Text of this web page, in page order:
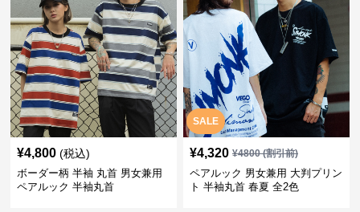
¥4,800 (税込)
ボーダー柄 半袖 丸首 男女兼用
ペアルック 半袖丸首
SALE
¥4,320 ¥4800(割引前)
ペアルック 男女兼用 大判プリン
ト 半袖丸首 春夏 全2色